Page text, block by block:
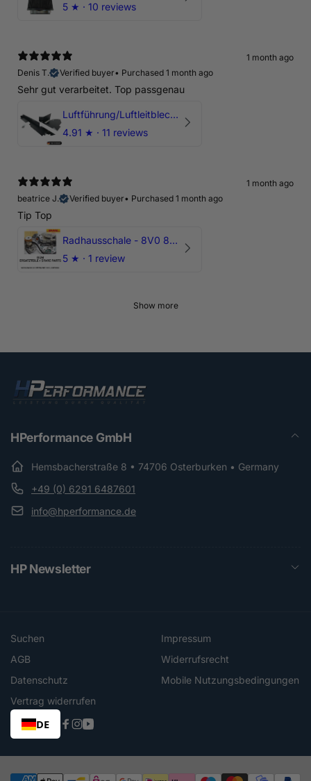
5 ★ · 10 reviews
1 month ago
Denis T.
Verified buyer• Purchased 1 month ago
Sehr gut verarbeitet. Top passgenau
Luftführung/Luftleitblech 5" 125mm offene Ansaugung HPerformance
4.91 ★ · 11 reviews
1 month ago
beatrice J.
Verified buyer• Purchased 1 month ago
Tip Top
Radhausschale - 8V0 821 191 C - Original Ersatzteil für Audi RS3 Sportback
5 ★ · 1 review
Show more
HPerformance GmbH
Hemsbacherstraße 8 • 74706 Osterburken • Germany
+49 (0) 6291 6487601
info@hperformance.de
HP Newsletter
Suchen
Impressum
AGB
Widerrufsrecht
Datenschutz
Mobile Nutzungsbedingungen
Vertrag widerrufen
DE
Facebook
Instagram
YouTube